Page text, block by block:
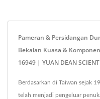
Pameran & Persidangan
Bekalan Kuasa &
16949 | YUAN DEAN
Berdasarkan di Taiwan sejak
telah menjadi pengeluar